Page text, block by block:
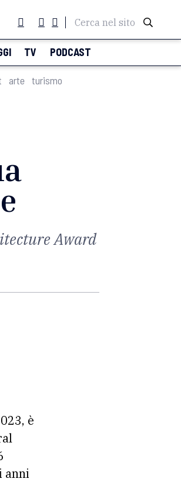
Cerca nel sito
TV PODCAST
arte turismo
Award
è
anni